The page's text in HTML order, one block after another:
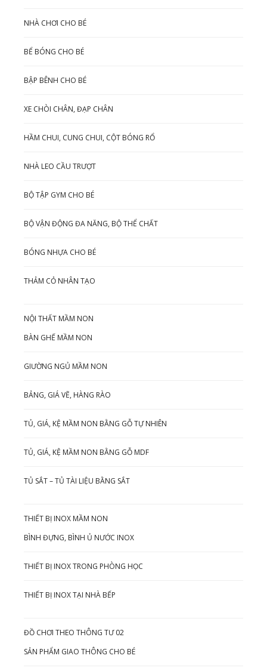
NHÀ CHƠI CHO BÉ
BỂ BÓNG CHO BÉ
BẬP BÊNH CHO BÉ
XE CHÒI CHÂN, ĐẠP CHÂN
HẦM CHUI, CUNG CHUI, CỘT BÓNG RỔ
NHÀ LEO CẦU TRƯỢT
BỘ TẬP GYM CHO BÉ
BỘ VẬN ĐỘNG ĐA NĂNG, BỘ THỂ CHẤT
BÓNG NHỰA CHO BÉ
THẢM CỎ NHÂN TẠO
NỘI THẤT MẦM NON
BÀN GHẾ MẦM NON
GIƯỜNG NGỦ MẦM NON
BẢNG, GIÁ VẼ, HÀNG RÀO
TỦ, GIÁ, KỆ MẦM NON BẰNG GỖ TỰ NHIÊN
TỦ, GIÁ, KỆ MẦM NON BẰNG GỖ MDF
TỦ SẮT – TỦ TÀI LIỆU BẰNG SẮT
THIẾT BỊ INOX MẦM NON
BÌNH ĐỰNG, BÌNH Ủ NƯỚC INOX
THIẾT BỊ INOX TRONG PHÒNG HỌC
THIẾT BỊ INOX TẠI NHÀ BẾP
ĐỒ CHƠI THEO THÔNG TƯ 02
SẢN PHẨM GIAO THÔNG CHO BÉ